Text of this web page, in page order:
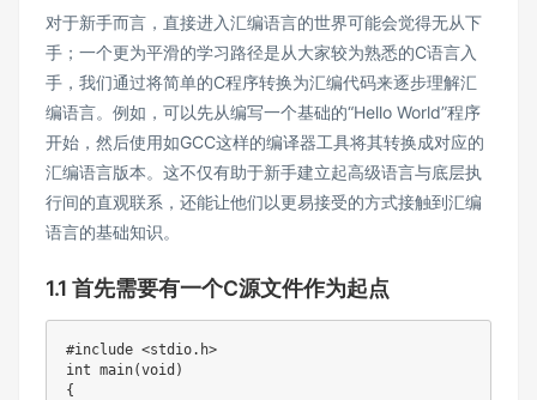
对于新手而言，直接进入汇编语言的世界可能会觉得无从下
手；一个更为平滑的学习路径是从大家较为熟悉的C语言入
手，我们通过将简单的C程序转换为汇编代码来逐步理解汇
编语言。例如，可以先从编写一个基础的“Hello World”程序
开始，然后使用如GCC这样的编译器工具将其转换成对应的
汇编语言版本。这不仅有助于新手建立起高级语言与底层执
行间的直观联系，还能让他们以更易接受的方式接触到汇编
语言的基础知识。
1.1 首先需要有一个C源文件作为起点
#include <stdio.h>
int main(void )
{